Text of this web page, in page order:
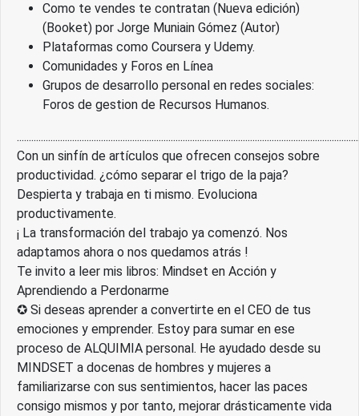
Como te vendes te contratan (Nueva edición)
(Booket) por Jorge Muniain Gómez (Autor)
Plataformas como Coursera y Udemy.
Comunidades y Foros en Línea
Grupos de desarrollo personal en redes sociales:
Foros de gestion de Recursos Humanos.
Con un sinfín de artículos que ofrecen consejos sobre
productividad. ¿cómo separar el trigo de la paja?
Despierta y trabaja en ti mismo. Evoluciona
productivamente.
¡ La transformación del trabajo ya comenzó. Nos
adaptamos ahora o nos quedamos atrás !
Te invito a leer mis libros: Mindset en Acción y
Aprendiendo a Perdonarme
✪ Si deseas aprender a convertirte en el CEO de tus
emociones y emprender. Estoy para sumar en ese
proceso de ALQUIMIA personal. He ayudado desde su
MINDSET a docenas de hombres y mujeres a
familiarizarse con sus sentimientos, hacer las paces
consigo mismos y por tanto, mejorar drásticamente vida